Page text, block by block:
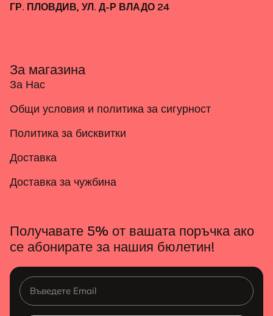
ГР. ПЛОВДИВ, УЛ. Д-Р ВЛАДО 24
За магазина
За Нас
Общи условия и политика за сигурност
Политика за бисквитки
Доставка
Доставка за чужбина
Получавате 5% от вашата поръчка ако
се абонирате за нашия бюлетин!